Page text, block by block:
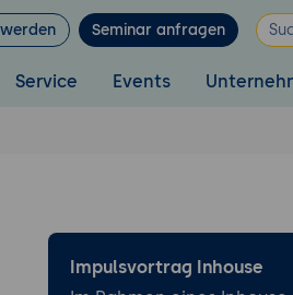
Seminar anfragen
Service Events
Impulsvortrag Inhouse